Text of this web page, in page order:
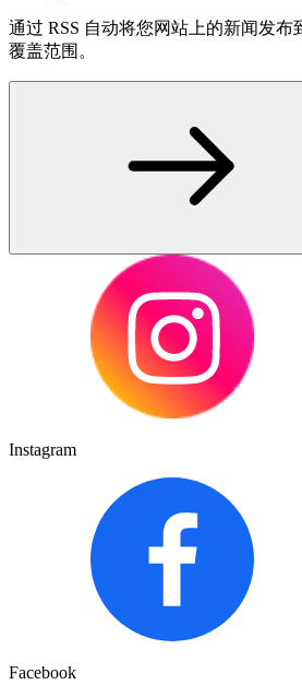
通过 RSS 自动将您网站上的新闻发布
覆盖范围。
Instagram
Facebook